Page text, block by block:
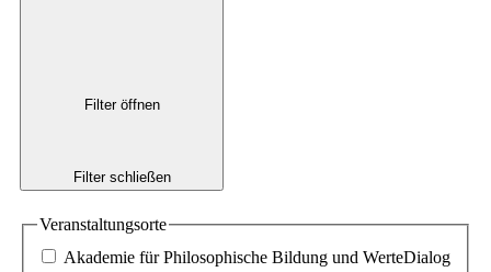
Filter öffnen
Filter schließen
Veranstaltungsorte
Akademie für Philosophische Bildung und WerteDialog